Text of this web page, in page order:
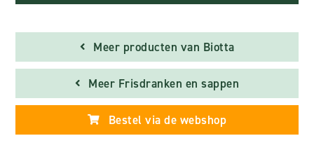
Meer producten van Biotta
Meer Frisdranken en sappen
Bestel via de webshop